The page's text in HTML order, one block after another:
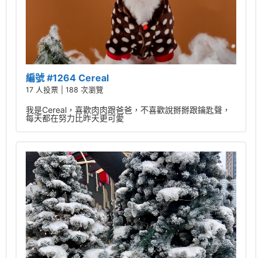
編號 #1264 Cereal
17 人投票 | 188 次瀏覽
我是Cereal，喜歡肉肉跟爸爸，不喜歡說掰掰跟鑰匙聲，
每天都在努力比昨天更可愛